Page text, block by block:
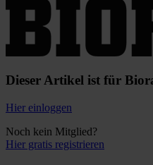
Dieser Artikel ist für
Hier einloggen
Noch kein Mitglied?
Hier gratis registrieren